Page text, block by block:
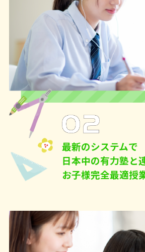
最新のシステムで
日本中の有力塾と
お子様完全最適授